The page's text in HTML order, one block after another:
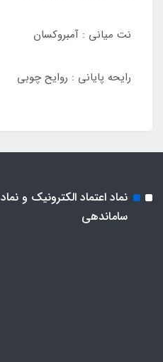
نت میانی : آمبروکسان
رایحه پایانی : روایح چوبی
نماد اعتماد الکترونیک و نماد
ساماندهی